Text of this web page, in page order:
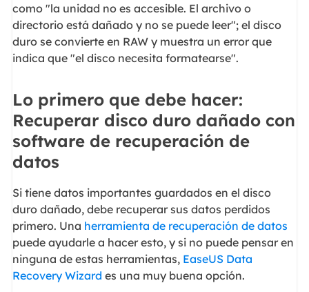
como "la unidad no es accesible. El archivo o
directorio está dañado y no se puede leer"; el disco
duro se convierte en RAW y muestra un error que
indica que "el disco necesita formatearse".
Lo primero que debe hacer:
Recuperar disco duro dañado con
software de recuperación de
datos
Si tiene datos importantes guardados en el disco
duro dañado, debe recuperar sus datos perdidos
primero. Una herramienta de recuperación de datos
puede ayudarle a hacer esto, y si no puede pensar en
ninguna de estas herramientas, EaseUS Data
Recovery Wizard es una muy buena opción.